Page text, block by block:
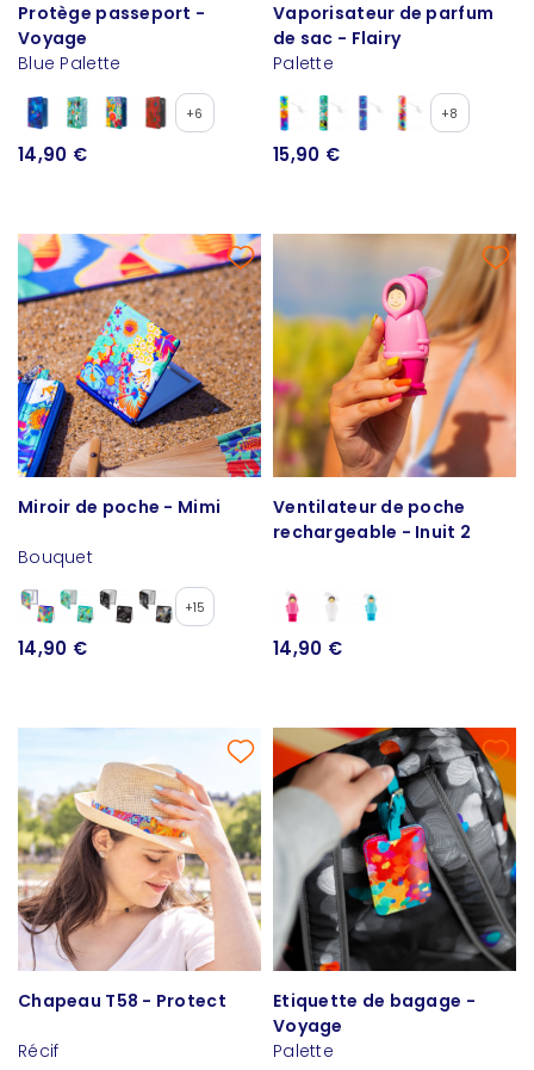
Protège passeport -
Voyage
Blue Palette
+6
14,90 €
Vaporisateur de parfum
de sac - Flairy
Palette
+8
15,90 €
Miroir de poche - Mimi
Bouquet
+15
14,90 €
Ventilateur de poche
rechargeable - Inuit 2
14,90 €
Chapeau T58 - Protect
Récif
Etiquette de bagage -
Voyage
Palette